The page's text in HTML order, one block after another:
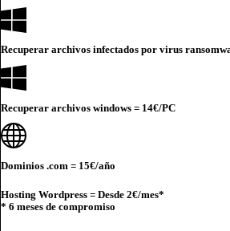
Recuperar archivos infectados por virus
Recuperar archivos windows = 14€/PC
Dominios .com = 15€/año
Hosting Wordpress = Desde 2€/mes*
* 6 meses de compromiso